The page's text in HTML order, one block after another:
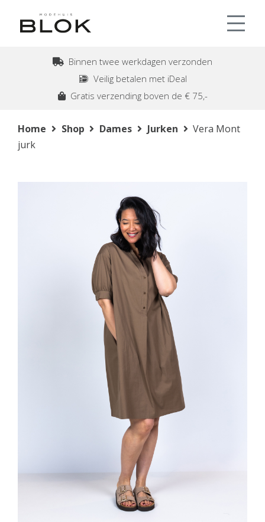
Binnen twee werkdagen verzonden
Veilig betalen met iDeal
Gratis verzending boven de € 75,-
Home Shop Dames Jurken
Vera Mont
jurk